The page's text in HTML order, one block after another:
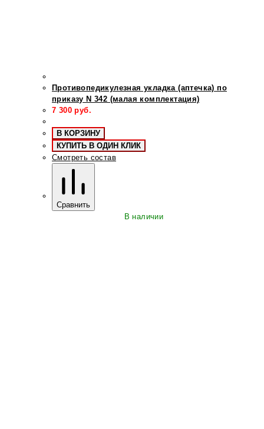
Противопедикулезная укладка (аптечка) по
приказу N 342 (малая комплектация)
7 300 руб.
В КОРЗИНУ
КУПИТЬ В ОДИН КЛИК
Смотреть состав
Сравнить
В наличии